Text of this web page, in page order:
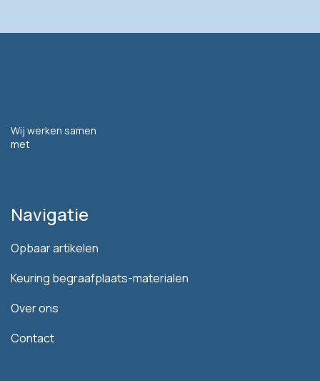
Wij werken samen
met
Navigatie
Opbaar artikelen
Keuring begraafplaats-materialen
Over ons
Contact